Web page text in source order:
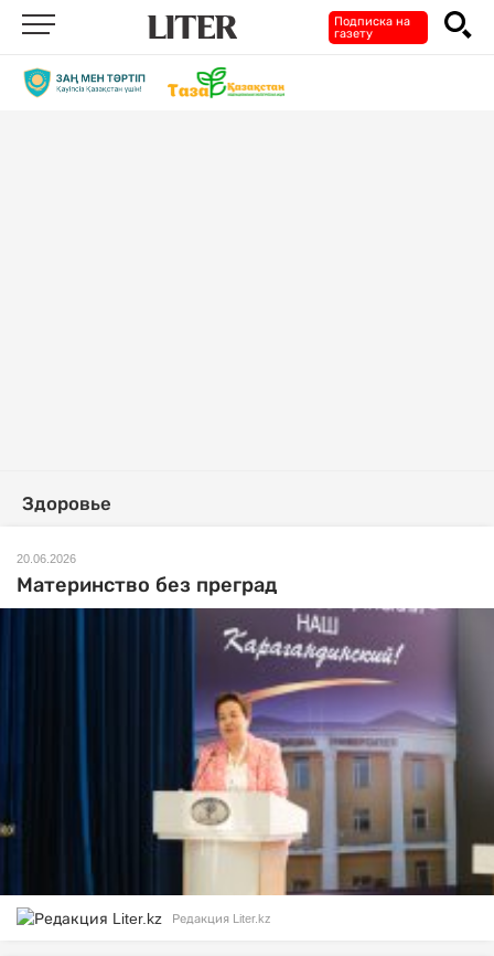
Подписка на
газету
Здоровье
20.06.2026
Материнство без преград
Редакция Liter.kz